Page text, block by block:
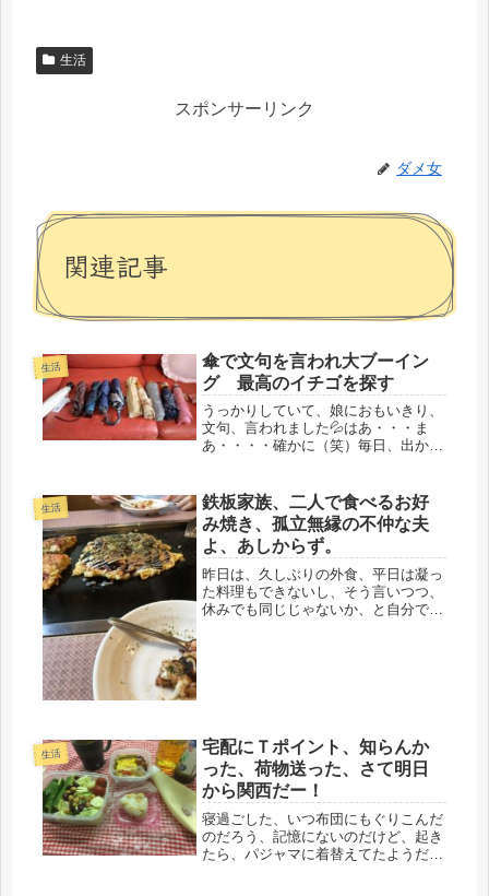
生活
スポンサーリンク
ダメ女
関連記事
生活
傘で文句を言われ大ブーイン
グ 最高のイチゴを探す
うっかりしていて、娘におもいきり、
文句、言われました💦はあ・・・ま
あ・・・・確かに（笑）毎日、出かけ
ない？」あるよ～沢山ある、お祖母ち
ゃんの傘もまだそのままだから、とい
う事...
生活
鉄板家族、二人で食べるお好
み焼き、孤立無縁の不仲な夫
よ、あしからず。
昨日は、久しぶりの外食、平日は凝っ
た料理もできないし、そう言いつつ、
休みでも同じじゃないか、と自分でつ
生活
宅配にＴポイント、知らんか
った、荷物送った、さて明日
から関西だー！
寝過ごした、いつ布団にもぐりこんだ
のだろう、記憶にないのだけど、起き
たら、パジャマに着替えてたようだ